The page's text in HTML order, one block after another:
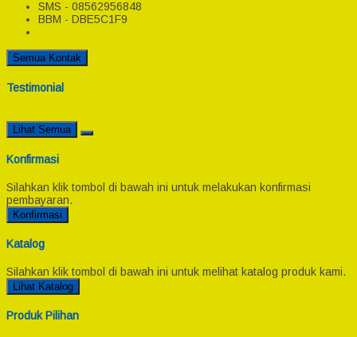
SMS - 08562956848
BBM - DBE5C1F9
Semua Kontak
Testimonial
Lihat Semua
Konfirmasi
Silahkan klik tombol di bawah ini untuk melakukan konfirmasi
pembayaran.
Konfirmasi
Katalog
Silahkan klik tombol di bawah ini untuk melihat katalog produk kami.
Lihat Katalog
Produk Pilihan